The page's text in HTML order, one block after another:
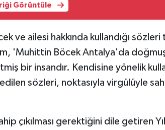
Görüntüle
ve ailesi hakkında kullandığı sözleri
'Muhittin Böcek Antalya'da
bir insandır. Kendisine yönelik
sözleri, noktasıyla virgülüyle
çıkılması gerektiğini dile getiren